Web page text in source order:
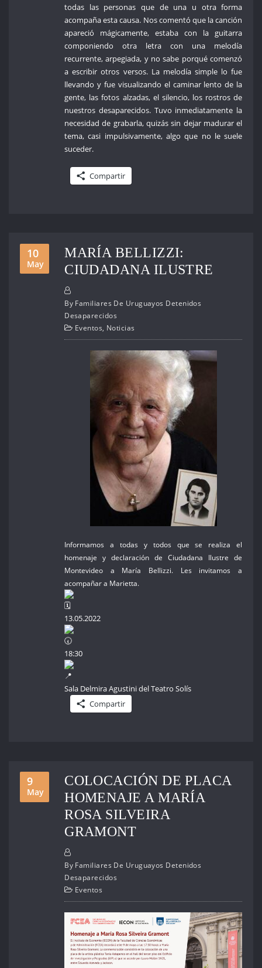
todas las personas que de una u otra forma
acompaña esta causa. Nos comentó que la canción
apareció mágicamente, estaba con la guitarra
componiendo otra letra con una melodía
recurrente, arpegiada, y no sabe porqué comenzó
a escribir otros versos. La melodía simple lo fue
llevando y fue visualizando el caminar lento de la
gente, las fotos alzadas, el silencio, los rostros de
nuestros desaparecidos. Tuvo inmediatamente la
necesidad de grabarla, quizás sin dejar madurar el
tema, casi impulsivamente, algo que no le suele
suceder.
Compartir
10
May
MARÍA BELLIZZI:
CIUDADANA ILUSTRE
By Familiares De Uruguayos Detenidos
Desaparecidos
Eventos, Noticias
Informamos a todas y todos que se realiza el
homenaje y declaración de Ciudadana Ilustre de
Montevideo a María Bellizzi. Les invitamos a
acompañar a Marietta.
13.05.2022
18:30
Sala Delmira Agustini del Teatro Solís
Compartir
9
May
COLOCACIÓN DE PLACA
HOMENAJE A MARÍA
ROSA SILVEIRA
GRAMONT
By Familiares De Uruguayos Detenidos
Desaparecidos
Eventos